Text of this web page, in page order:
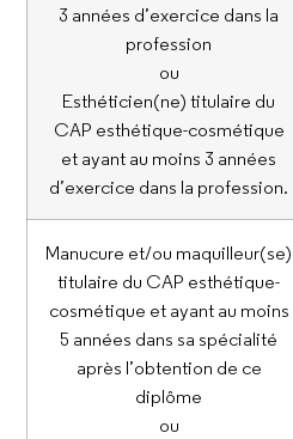
3 années d’exercice dans la
profession
ou
Esthéticien(ne) titulaire du
CAP esthétique-cosmétique
et ayant au moins 3 années
d’exercice dans la profession.
Manucure et/ou maquilleur(se)
titulaire du CAP esthétique-
cosmétique et ayant au moins
5 années dans sa spécialité
après l’obtention de ce
diplôme
ou